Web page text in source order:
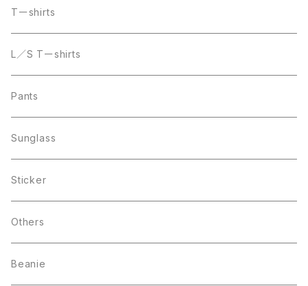
Tーshirts
L／S Tーshirts
Pants
Sunglass
Sticker
Others
Beanie